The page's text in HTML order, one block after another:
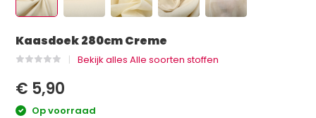
Kaasdoek 280cm Creme
Bekijk alles Alle soorten stoffen
€ 5,90
Op voorraad